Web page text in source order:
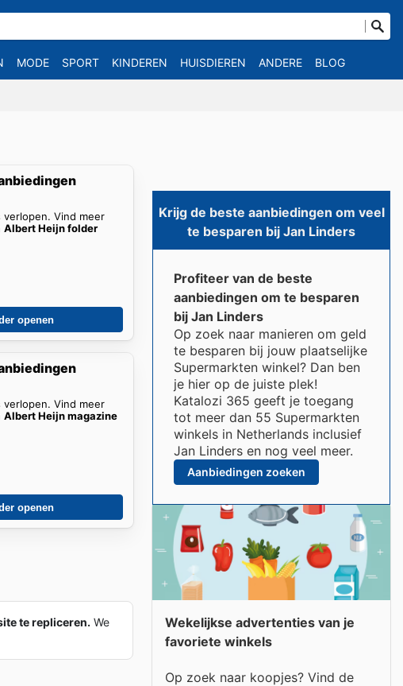
MODE SPORT KINDEREN HUISDIEREN ANDERE BLOG
verlopen. Vind meer
Albert Heijn folder
openen
verlopen. Vind meer
Albert Heijn magazine
openen
te repliceren. We
Krijg de beste aanbiedingen om veel
te besparen bij Jan Linders
Profiteer van de beste
aanbiedingen om te besparen
bij Jan Linders
Op zoek naar manieren om geld
te besparen bij jouw plaatselijke
Supermarkten winkel? Dan ben
je hier op de juiste plek!
Katalozi 365 geeft je toegang
tot meer dan 55 Supermarkten
winkels in Netherlands inclusief
Jan Linders en nog veel meer.
Aanbiedingen zoeken
Wekelijkse advertenties van je
favoriete winkels
Op zoek naar koopjes? Vind de